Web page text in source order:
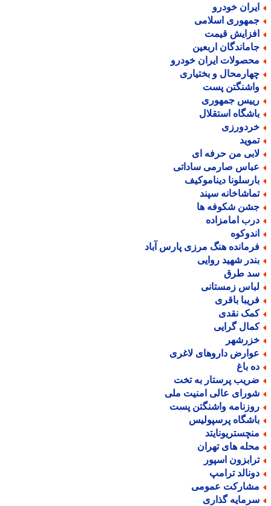
خودرو
اسلامی
قیمت
اربعین
ایران خودرو
و بختیاری
پست
جمهوری
استقلال
من حرفه ای
صارمی ساداتی
دیناموکیف
سپند
شکوفه ها
امامزاده
هنگ مرزی پارس آباد
شهید روایی
طرق
زمستانی
باقری
نقدی
گرایی
داروهای لاغری
باغ
پرستار به تخت
عالی امنیت ملی
واشنگتن پست
پرسپولیس
های تهران
اسپور
ترامپ
عمومی
گذاری